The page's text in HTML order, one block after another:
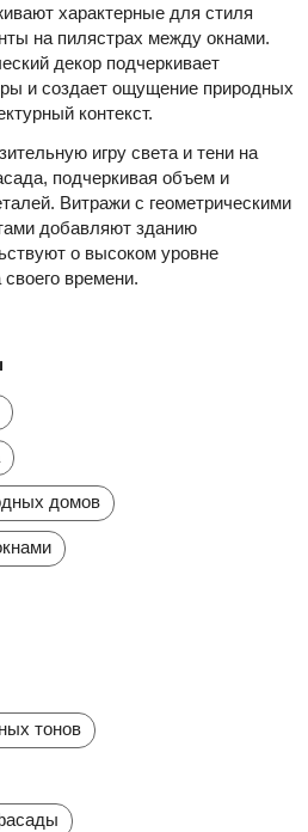
характерные для стиля
на пилястрах между окнами.
декор подчеркивает
и создает ощущение природных
контекст.
игру света и тени на
подчеркивая объем и
Витражи с геометрическими
добавляют зданию
о высоком уровне
времени.
домов
тонов